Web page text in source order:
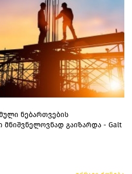
ნებართვების
გაიზარდა - Galt